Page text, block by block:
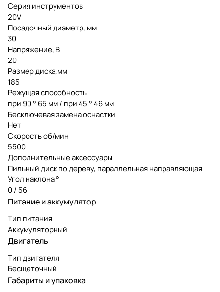
Серия инструментов
20V
Посадочный диаметр, мм
30
Напряжение, В
20
Размер диска,мм
185
Режущая способность
при 90 ° 65 мм / при 45 ° 46 мм
Бесключевая замена оснастки
Нет
Скорость об/мин
5500
Дополнительные аксессуары
Пильный диск по дереву, параллельная направляющая
Угол наклона °
0 / 56
Питание и аккумулятор
Тип питания
Аккумуляторный
Двигатель
Тип двигателя
Бесщеточный
Габариты и упаковка